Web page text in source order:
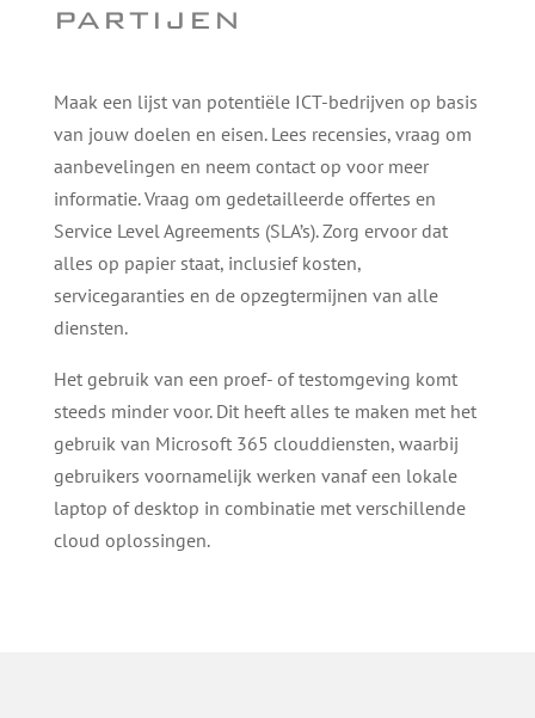
partijen
Maak een lijst van potentiële ICT-bedrijven op basis
van jouw doelen en eisen. Lees recensies, vraag om
aanbevelingen en neem contact op voor meer
informatie. Vraag om gedetailleerde offertes en
Service Level Agreements (SLA’s). Zorg ervoor dat
alles op papier staat, inclusief kosten,
servicegaranties en de opzegtermijnen van alle
diensten.
Het gebruik van een proef- of testomgeving komt
steeds minder voor. Dit heeft alles te maken met het
gebruik van Microsoft 365 clouddiensten, waarbij
gebruikers voornamelijk werken vanaf een lokale
laptop of desktop in combinatie met verschillende
cloud oplossingen.